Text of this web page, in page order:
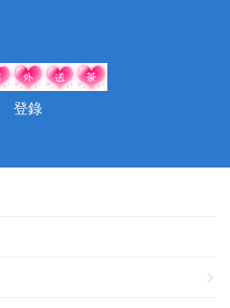
登錄